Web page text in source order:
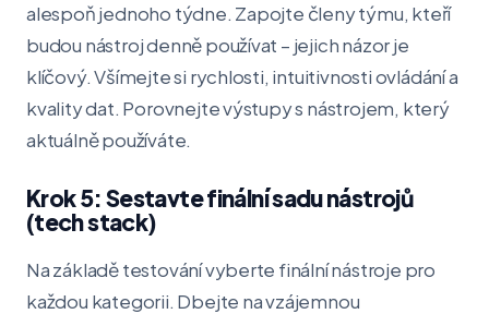
alespoň jednoho týdne. Zapojte členy týmu, kteří
budou nástroj denně používat – jejich názor je
klíčový. Všímejte si rychlosti, intuitivnosti ovládání a
kvality dat. Porovnejte výstupy s nástrojem, který
aktuálně používáte.
Krok 5: Sestavte finální sadu nástrojů
(tech stack)
Na základě testování vyberte finální nástroje pro
každou kategorii. Dbejte na vzájemnou